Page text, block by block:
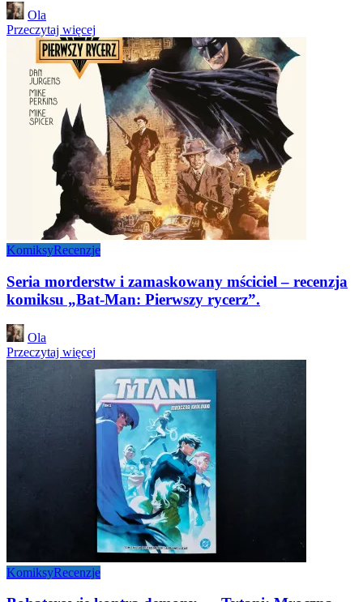
Posted
by
Ola
Przeczytaj więcej
KomiksyRecenzje
Seria morderstw i zamaskowany mściciel – recenzja
komiksu „Bat-Man: Pierwszy rycerz”.
Posted
by
Ola
Przeczytaj więcej
KomiksyRecenzje